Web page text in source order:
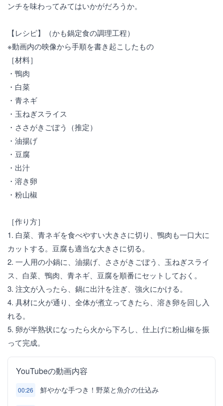
ンチを味わってみてはいかがだろうか。
【レシピ】（かも鍋定食の調理工程）
※動画内の映像から手順を書き起こしたもの
［材料］
・鴨肉
・白菜
・青ネギ
・玉ねぎスライス
・ささがきごぼう（推定）
・油揚げ
・豆腐
・出汁
・溶き卵
・粉山椒
［作り方］
1. 白菜、青ネギを食べやすい大きさに切り、鴨肉も一口大に
カットする。豆腐も適当な大きさに切る。
2. 一人用の小鍋に、油揚げ、ささがきごぼう、玉ねぎスライ
ス、白菜、鴨肉、青ネギ、豆腐を順番にセットしておく。
3. 注文が入ったら、鍋に出汁を注ぎ、強火にかける。
4. 具材に火が通り、全体が煮立ってきたら、溶き卵を回し入
れる。
5. 卵が半熟状になったら火から下ろし、仕上げに粉山椒を振
って完成。
YouTubeの動画内容
00:26 鮮やかな手つき！野菜と魚介の仕込み